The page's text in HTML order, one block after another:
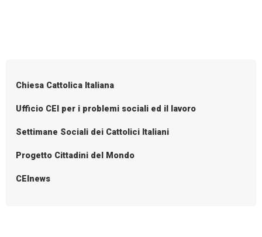
Chiesa Cattolica Italiana
Ufficio CEI per i problemi sociali ed il lavoro
Settimane Sociali dei Cattolici Italiani
Progetto Cittadini del Mondo
CEInews